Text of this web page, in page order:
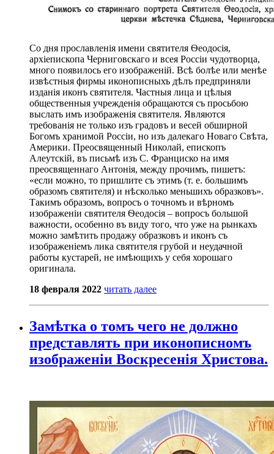
Со дня прославленія имени святителя Ѳеодосія,
архіепископа Черниговскаго и всея Россіи чудотворца,
много появилось его изображеній. Всѣ болѣе или менѣе
извѣстныя фирмы иконописныхъ дѣлъ предприняли
изданія иконъ святителя. Частныя лица и цѣлыя
общественныя учрежденія обращаются съ просьбою
выслать имъ изображенія святителя. Являются
требованія не только изъ градовъ и весей обширной
Богомъ хранимой Россіи, но изъ далекаго Новаго Свѣта,
Америки. Преосвященный Николай, епископъ
Алеутскій, въ письмѣ изъ С. Франциско на имя
преосвященнаго Антонія, между прочимъ, пишетъ:
«если можно, то пришлите съ этимъ (т. е. большимъ
образомъ святителя) и нѣсколько меньшихъ образковъ».
Такимъ образомъ, вопросъ о точномъ и вѣрномъ
изображеніи святителя Ѳеодосія – вопросъ большой
важности, особенно въ виду того, что уже на рынкахъ
можно замѣтить продажу образковъ и иконъ съ
изображеніемъ лика святителя грубой и неудачной
работы кустарей, не имѣющихъ у себя хорошаго
оригинала.
18 февраля 2022 читать далее
Замѣтка о томъ чего не должно
представлять при иконописномъ
изображеніи Воскресенія Христова.